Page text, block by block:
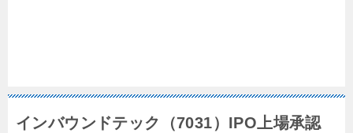
インバウンドテック（7031）IPO上場承認